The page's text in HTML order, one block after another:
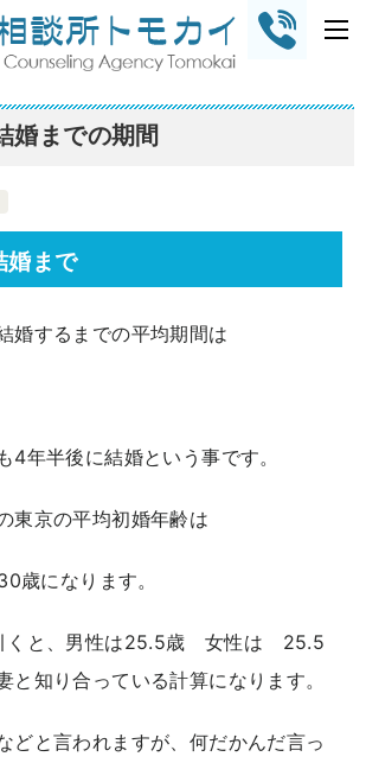
婚までの期間
婚まで
婚するまでの平均期間は
4年半後に結婚という事です。
東京の平均初婚年齢は
歳になります。
くと、男性は25.5歳 女性は 25.5
と知り合っている計算になります。
どと言われますが、何だかんだ言っ